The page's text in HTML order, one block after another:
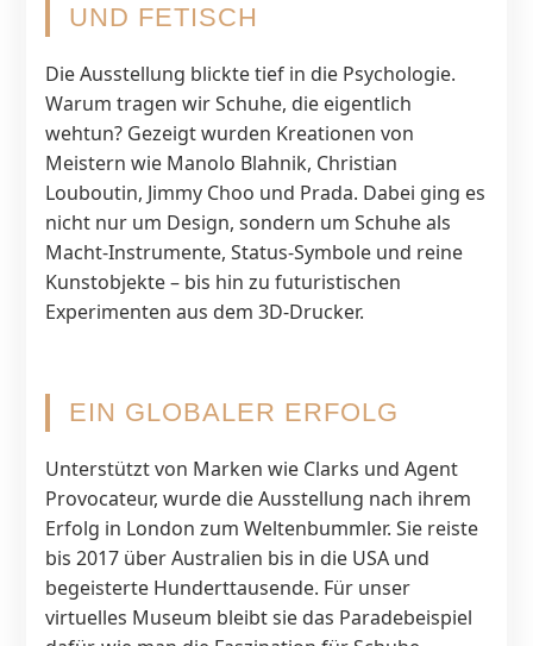
UND FETISCH
Die Ausstellung blickte tief in die Psychologie.
Warum tragen wir Schuhe, die eigentlich
wehtun? Gezeigt wurden Kreationen von
Meistern wie Manolo Blahnik, Christian
Louboutin, Jimmy Choo und Prada. Dabei ging es
nicht nur um Design, sondern um Schuhe als
Macht-Instrumente, Status-Symbole und reine
Kunstobjekte – bis hin zu futuristischen
Experimenten aus dem 3D-Drucker.
EIN GLOBALER ERFOLG
Unterstützt von Marken wie Clarks und Agent
Provocateur, wurde die Ausstellung nach ihrem
Erfolg in London zum Weltenbummler. Sie reiste
bis 2017 über Australien bis in die USA und
begeisterte Hunderttausende. Für unser
virtuelles Museum bleibt sie das Paradebeispiel